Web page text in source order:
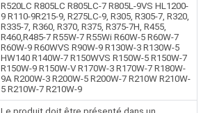
R520LC R805LC R805LC-7 R805L-9VS HL1200-
9 R110-9R215-9, R275LC-9, R305, R305-7, R320,
R335-7, R360, R370, R375, R375-7H, R455,
R460,R485-7 R55W-7 R55Wi R60W-5 R60W-7
R60W-9 R60WVS R90W-9 R130W-3 R130W-5
HW140 R140W-7 R150WVS R150W-5 R150W-7
R150W-9 R150W-V R170W-3 R170W-7 R180W-
9A R200W-3 R200W-5 R200W-7 R210W R210W-
5 R210W-7 R210W-9